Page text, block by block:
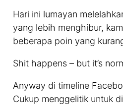
Hari ini lumayan
yang lebih menghibur,
beberapa poin yang
Shit happens – but it’s
Anyway di timeline
Cukup menggelitik untuk